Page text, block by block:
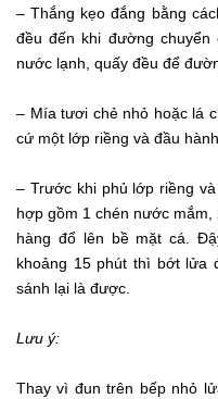
– Thắng kẹo đắng bằng
đều đến khi đường
nước lạnh, quấy đều để
– Mía tươi chẻ nhỏ hoặc lá
cứ một lớp riềng và đầu
– Trước khi phủ lớp riềng
hợp gồm 1 chén nước
hàng đổ lên bề mặt cá.
khoảng 15 phút thì bớt lửa
sánh lại là được.
Lưu ý:
Thay vì đun trên bếp nhỏ